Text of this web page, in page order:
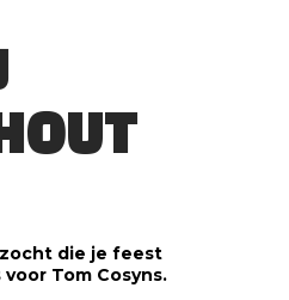
die je feest
Tom Cosyns.